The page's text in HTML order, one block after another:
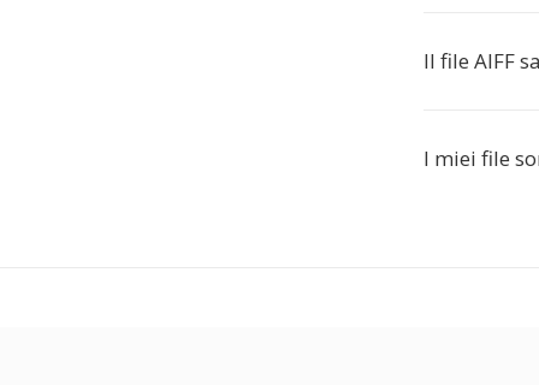
Il file AIFF
I miei file